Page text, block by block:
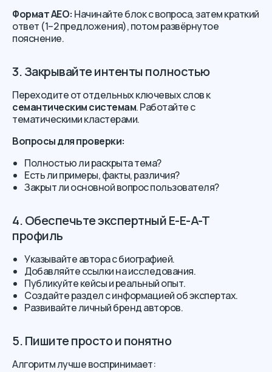
Формат AEO: Начинайте блок с вопроса, затем краткий
ответ (1–2 предложения), потом развёрнутое
пояснение.
3. Закрывайте интенты полностью
Переходите от отдельных ключевых слов к
семантическим системам. Работайте с
тематическими кластерами.
Вопросы для проверки:
Полностью ли раскрыта тема?
Есть ли примеры, факты, различия?
Закрыт ли основной вопрос пользователя?
4. Обеспечьте экспертный E-E-A-T
профиль
Указывайте автора с биографией.
Добавляйте ссылки на исследования.
Публикуйте кейсы и реальный опыт.
Создайте раздел с информацией об экспертах.
Развивайте личный бренд авторов.
5. Пишите просто и понятно
Алгоритм лучше воспринимает: